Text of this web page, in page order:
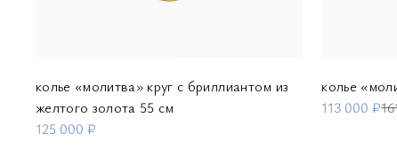
колье «молитва» круг с бриллиантом из
желтого золота 55 см
125 000 ₽
колье
113 000 ₽